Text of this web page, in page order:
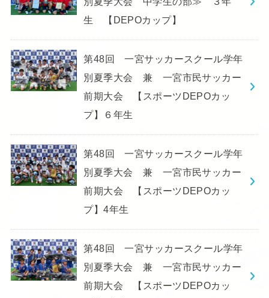
生 【DEPOカップ】
第48回 一宮サッカースクール学年
別夏季大会 兼 一宮市民サッカー
前期大会 【スポーツDEPOカッ
プ】６年生
第48回 一宮サッカースクール学年
別夏季大会 兼 一宮市民サッカー
前期大会 【スポーツDEPOカッ
プ】4年生
第48回 一宮サッカースクール学年
別夏季大会 兼 一宮市民サッカー
前期大会 【スポーツDEPOカッ